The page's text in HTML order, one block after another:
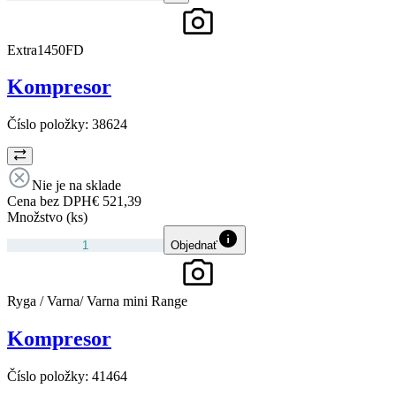
Extra1450FD
Kompresor
Číslo položky: 38624
Nie je na sklade
Cena bez DPH€ 521,39
Množstvo (ks)
Objednať
Ryga / Varna/ Varna mini Range
Kompresor
Číslo položky: 41464